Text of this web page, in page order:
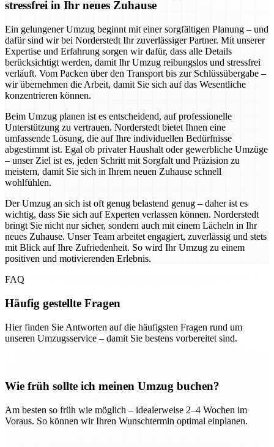
stressfrei in Ihr neues Zuhause
Ein gelungener Umzug beginnt mit einer sorgfältigen Planung – und
dafür sind wir bei Norderstedt Ihr zuverlässiger Partner. Mit unserer
Expertise und Erfahrung sorgen wir dafür, dass alle Details
berücksichtigt werden, damit Ihr Umzug reibungslos und stressfrei
verläuft. Vom Packen über den Transport bis zur Schlüssübergabe –
wir übernehmen die Arbeit, damit Sie sich auf das Wesentliche
konzentrieren können.
Beim Umzug planen ist es entscheidend, auf professionelle
Unterstützung zu vertrauen. Norderstedt bietet Ihnen eine
umfassende Lösung, die auf Ihre individuellen Bedürfnisse
abgestimmt ist. Egal ob privater Haushalt oder gewerbliche Umzüge
– unser Ziel ist es, jeden Schritt mit Sorgfalt und Präzision zu
meistern, damit Sie sich in Ihrem neuen Zuhause schnell
wohlfühlen.
Der Umzug an sich ist oft genug belastend genug – daher ist es
wichtig, dass Sie sich auf Experten verlassen können. Norderstedt
bringt Sie nicht nur sicher, sondern auch mit einem Lächeln in Ihr
neues Zuhause. Unser Team arbeitet engagiert, zuverlässig und stets
mit Blick auf Ihre Zufriedenheit. So wird Ihr Umzug zu einem
positiven und motivierenden Erlebnis.
FAQ
Häufig gestellte Fragen
Hier finden Sie Antworten auf die häufigsten Fragen rund um
unseren Umzugsservice – damit Sie bestens vorbereitet sind.
Wie früh sollte ich meinen Umzug buchen?
Am besten so früh wie möglich – idealerweise 2–4 Wochen im
Voraus. So können wir Ihren Wunschtermin optimal einplanen.